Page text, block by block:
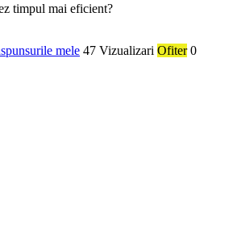
timpul mai eficient?
mele 47 Vizualizari Ofiter 0